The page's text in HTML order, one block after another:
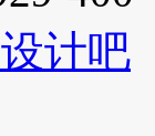
计吧